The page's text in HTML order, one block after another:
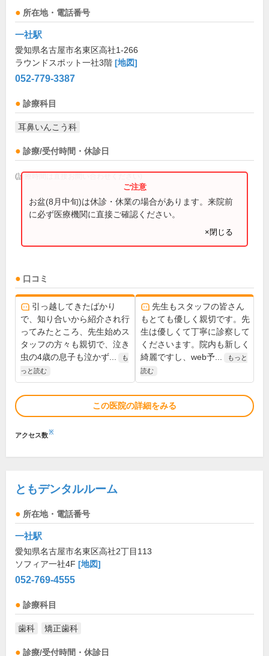
所在地・電話番号
一社駅
愛知県名古屋市名東区高社1-266
ラウンドスポット一社3階 [地図]
052-779-3387
診療科目
耳鼻いんこう科
診療/受付時間・休診日
(診療時間は直接お問い合わせください)
お盆(8月中旬)は休診・休業の場合があります。来院前
に必ず医療機関に直接ご確認ください。
×閉じる
口コミ
引っ越してきたばかり
で、知り合いから紹介され行
ってみたところ、先生始めス
タッフの方々も親切で、泣き
虫の4歳の息子も泣かず...
も
っと読む
先生もスタッフの皆さん
もとても優しく親切です。先
生は優しくて丁寧に診察して
くださいます。院内も新しく
綺麗ですし、web予...
もっと
読む
この医院の詳細をみる
アクセス数※
ともデンタルルーム
所在地・電話番号
一社駅
愛知県名古屋市名東区高社2丁目113
ソフィア一社4F [地図]
052-769-4555
診療科目
歯科 矯正歯科
診療/受付時間・休診日